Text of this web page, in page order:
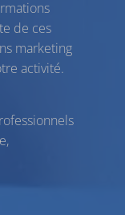
de ces
marketing
activité.